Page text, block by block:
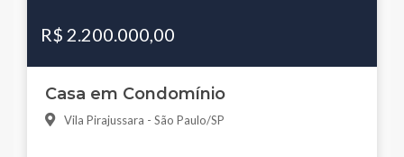
R$ 2.200.000,00
Casa em Condomínio
Vila Pirajussara - São Paulo/SP